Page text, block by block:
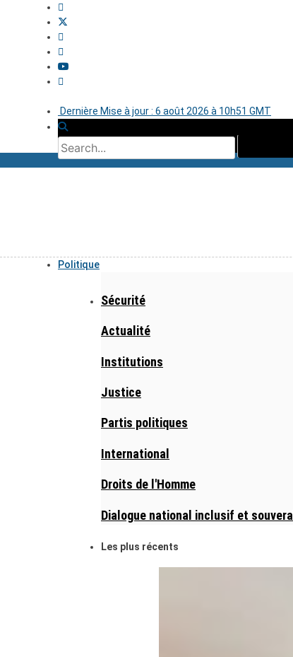
Dernière Mise à jour : 6 août 2026 à 10h51 GMT
Politique
Sécurité
Actualité
Institutions
Justice
Partis politiques
International
Droits de l'Homme
Dialogue national inclusif et
Les plus récents